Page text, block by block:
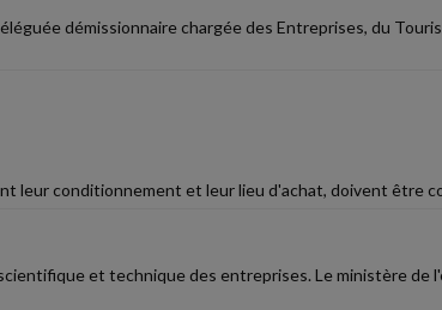
démissionnaire chargée des Entreprises, du
leur conditionnement et leur lieu d'achat, doivent être
et technique des entreprises. Le ministère de